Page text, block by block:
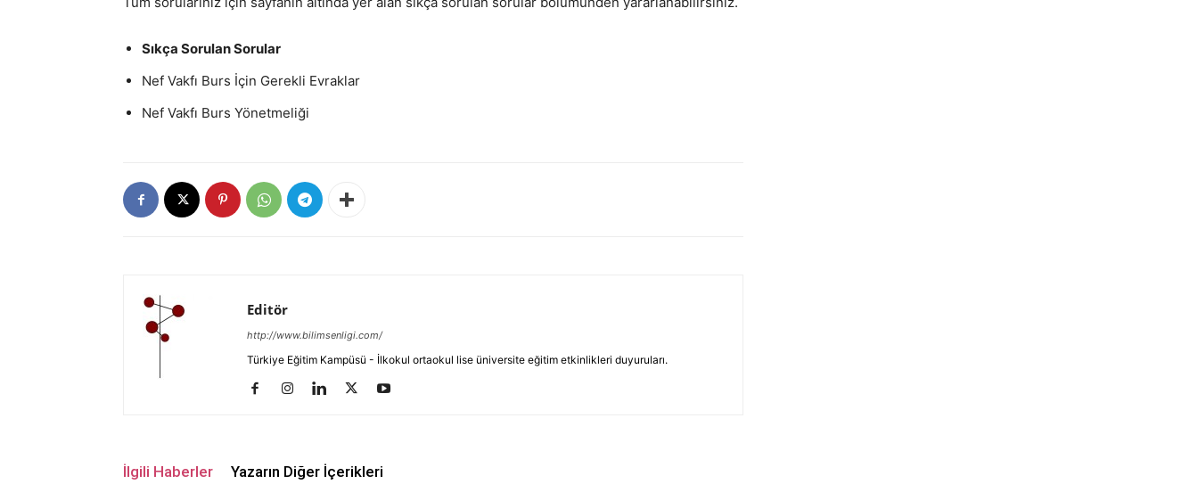
Sıkça Sorulan Sorular
Nef Vakfı Burs İçin Gerekli Evraklar
Nef Vakfı Burs Yönetmeliği
Editör
http://www.bilimsenligi.com/
Türkiye Eğitim Kampüsü - İlkokul ortaokul lise üniversite eğitim etkinlikleri duyuruları.
İlgili Haberler Yazarın Diğer İçerikleri